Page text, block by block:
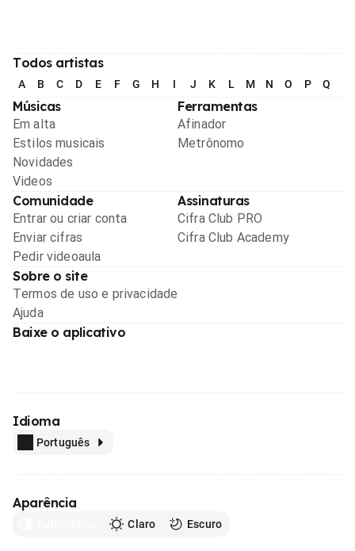
Todos artistas
A B C D E F G H I J K L M N O P Q
Músicas
Em alta
Estilos musicais
Novidades
Videos
Ferramentas
Afinador
Metrônomo
Comunidade
Entrar ou criar conta
Enviar cifras
Pedir videoaula
Assinaturas
Cifra Club PRO
Cifra Club Academy
Sobre o site
Termos de uso e privacidade
Ajuda
Baixe o aplicativo
Idioma
Português
Aparência
Claro Escuro